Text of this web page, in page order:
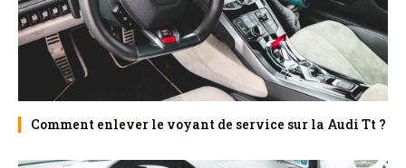
Comment enlever le voyant de service sur la Audi Tt ?